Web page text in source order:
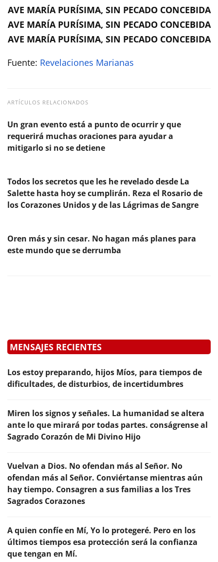
AVE MARÍA PURÍSIMA, SIN PECADO CONCEBIDA
AVE MARÍA PURÍSIMA, SIN PECADO CONCEBIDA
AVE MARÍA PURÍSIMA, SIN PECADO CONCEBIDA
Fuente: Revelaciones Marianas
ARTÍCULOS RELACIONADOS
Un gran evento está a punto de ocurrir y que
requerirá muchas oraciones para ayudar a
mitigarlo si no se detiene
Todos los secretos que les he revelado desde La
Salette hasta hoy se cumplirán. Reza el Rosario de
los Corazones Unidos y de las Lágrimas de Sangre
Oren más y sin cesar. No hagan más planes para
este mundo que se derrumba
MENSAJES RECIENTES
Los estoy preparando, hijos Míos, para tiempos de
dificultades, de disturbios, de incertidumbres
Miren los signos y señales. La humanidad se altera
ante lo que mirará por todas partes. conságrense al
Sagrado Corazón de Mi Divino Hijo
Vuelvan a Dios. No ofendan más al Señor. No
ofendan más al Señor. Conviértanse mientras aún
hay tiempo. Consagren a sus familias a los Tres
Sagrados Corazones
A quien confíe en Mí, Yo lo protegeré. Pero en los
últimos tiempos esa protección será la confianza
que tengan en Mí.